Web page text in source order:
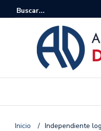
Inicio / Independiente